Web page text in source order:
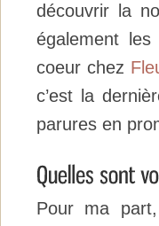
découvrir la
également
coeur chez
c’est la
parures en
Pour ma